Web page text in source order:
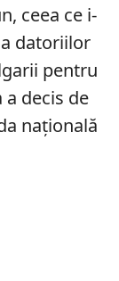
ceea ce i-
datoriilor
pentru
a decis de
națională